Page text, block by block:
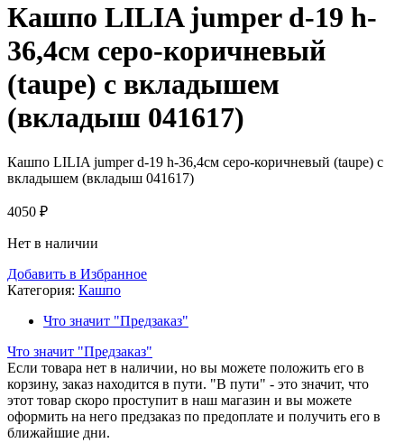
Кашпо LILIA jumper d-19 h-
36,4см серо-коричневый
(taupe) с вкладышем
(вкладыш 041617)
Кашпо LILIA jumper d-19 h-36,4см серо-коричневый (taupe) с
вкладышем (вкладыш 041617)
4050 ₽
Нет в наличии
Добавить в Избранное
Категория: Кашпо
Что значит "Предзаказ"
Что значит "Предзаказ"
Если товара нет в наличии, но вы можете положить его в
корзину, заказ находится в пути. "В пути" - это значит, что
этот товар скоро проступит в наш магазин и вы можете
оформить на него предзаказ по предоплате и получить его в
ближайшие дни.